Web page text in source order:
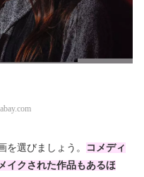
を選びましょう。
コメディ
イクされた作品もあるほ